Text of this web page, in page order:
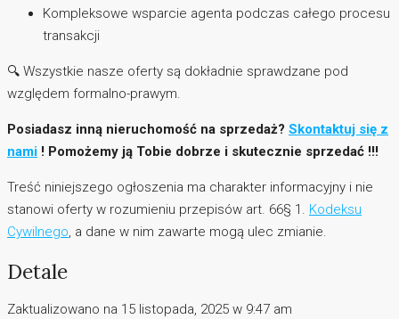
Kompleksowe wsparcie agenta podczas całego procesu
transakcji
🔍 Wszystkie nasze oferty są dokładnie sprawdzane pod
względem formalno-prawym.
Posiadasz inną nieruchomość na sprzedaż? Skontaktuj się z
nami ! Pomożemy ją Tobie dobrze i skutecznie sprzedać !!!
Treść niniejszego ogłoszenia ma charakter informacyjny i nie
stanowi oferty w rozumieniu przepisów art. 66§ 1. Kodeksu
Cywilnego, a dane w nim zawarte mogą ulec zmianie.
Detale
Zaktualizowano na 15 listopada, 2025 w 9:47 am